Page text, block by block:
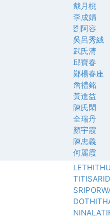
戴月桃
李成娟
劉阿容
吳呂秀絨
武氏清
邱寶春
鄭楊春座
詹禮銘
黃進益
陳氏閑
全瑞丹
顏宇霞
陳忠義
何麗霞